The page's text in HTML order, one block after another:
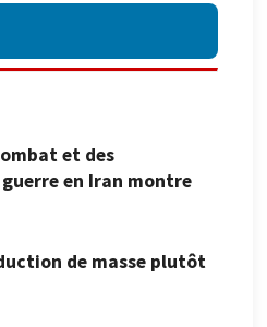
et des
en Iran montre
de masse plutôt